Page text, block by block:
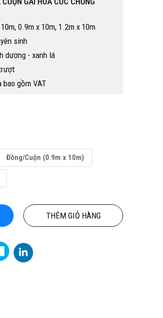
0.9m x 10m, 1.2m x 10m
sinh
dương - xanh lá
bao gồm VAT
Đồng/Cuộn (0.9m x 10m)
THÊM GIỎ HÀNG